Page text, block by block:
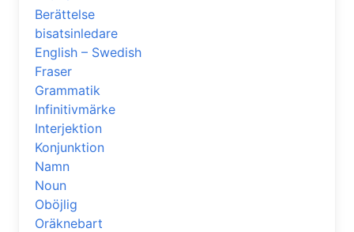
Berättelse
bisatsinledare
English – Swedish
Fraser
Grammatik
Infinitivmärke
Interjektion
Konjunktion
Namn
Noun
Oböjlig
Oräknebart